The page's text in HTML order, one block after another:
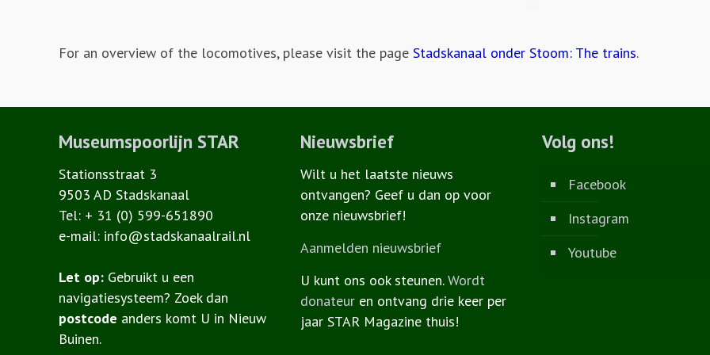
For an overview of the locomotives, please visit the pageStadskanaal onder Stoom: The trains.
Museumspoorlijn STAR
Stationsstraat 3
9503 AD Stadskanaal
Tel: + 31 (0) 599-651890
e-mail: info@stadskanaalrail.nl
Let op: Gebruikt u een
navigatiesysteem? Zoek dan
postcode anders komt U in Nieuw
Buinen.
Nieuwsbrief
Wilt u het laatste nieuws
ontvangen? Geef u dan op voor
onze nieuwsbrief!
Aanmelden nieuwsbrief
U kunt ons ook steunen.Wordt
donateur en ontvang drie keer per
jaar STAR Magazine thuis!
Volg ons!
Facebook
Instagram
Youtube